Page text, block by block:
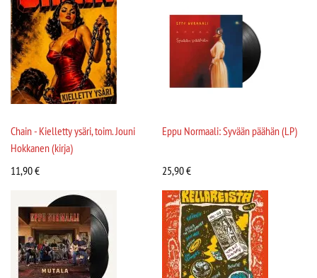
Chain - Kielletty ysäri, toim. Jouni
Hokkanen (kirja)
11,90€
Eppu Normaali: Syvään päähän (LP)
25,90€